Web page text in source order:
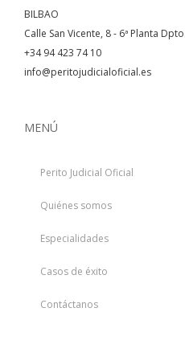
BILBAO
Calle San Vicente, 8 - 6ª Planta
+34 94 423 74 10
info@peritojudicialoficial.es
MENÚ
Perito Judicial Oficial
Quiénes somos
Especialidades
Casos de éxito
Contáctanos